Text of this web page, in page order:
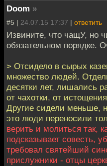
Doom »
#5 | 24.07.15 17:37 | ответить
Извините, что чащУ, но
обязательном порядке.
> Отсидело в сырых
множество людей.
десятки лет, лишались
от чахотки, от
Другие сидели меньше,
это люди переносили
верить и молиться так,
подсказывает совесть,
требовал святейший
прислужники - отцы